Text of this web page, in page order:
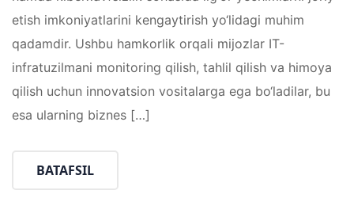
etish imkoniyatlarini kengaytirish yo‘lidagi muhim
qadamdir. Ushbu hamkorlik orqali mijozlar IT-
infratuzilmani monitoring qilish, tahlil qilish va himoya
qilish uchun innovatsion vositalarga ega bo‘ladilar, bu
esa ularning biznes […]
BATAFSIL